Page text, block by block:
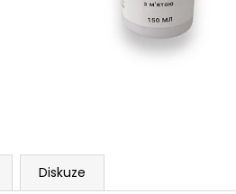
Diskuze